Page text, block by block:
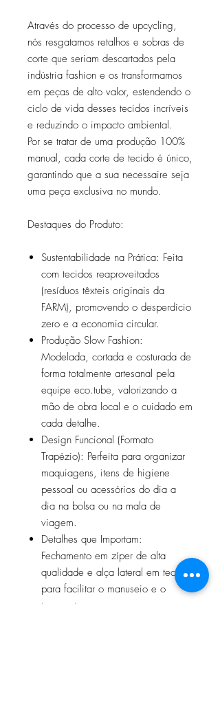
Através do processo de upcycling,
nós resgatamos retalhos e sobras de
corte que seriam descartados pela
indústria fashion e os transformamos
em peças de alto valor, estendendo o
ciclo de vida desses tecidos incríveis
e reduzindo o impacto ambiental.
Por se tratar de uma produção 100%
manual, cada corte de tecido é único,
garantindo que a sua necessaire seja
uma peça exclusiva no mundo.
Destaques do Produto:
Sustentabilidade na Prática: Feita
com tecidos reaproveitados
(resíduos têxteis originais da
FARM), promovendo o desperdício
zero e a economia circular.
Produção Slow Fashion:
Modelada, cortada e costurada de
forma totalmente artesanal pela
equipe eco.tube, valorizando a
mão de obra local e o cuidado em
cada detalhe.
Design Funcional (Formato
Trapézio): Perfeita para organizar
maquiagens, itens de higiene
pessoal ou acessórios do dia a
dia na bolsa ou na mala de
viagem.
Detalhes que Importam:
Fechamento em zíper de alta
qualidade e alça lateral em tecido
para facilitar o manuseio e o
transporte.